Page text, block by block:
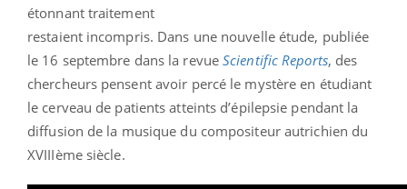
étonnant traitement
restaient incompris. Dans une nouvelle étude, publiée
le 16 septembre dans la revueScientific Reports, des
chercheurs pensent avoir percé le mystère en étudiant
le cerveau de patients atteints d’épilepsie pendant la
diffusion de la musique du compositeur autrichien du
XVIIIème siècle.